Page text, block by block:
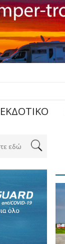
ΕΚΔΟΤΙΚΟ